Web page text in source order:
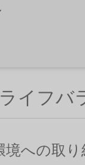
イフバ
境への取り